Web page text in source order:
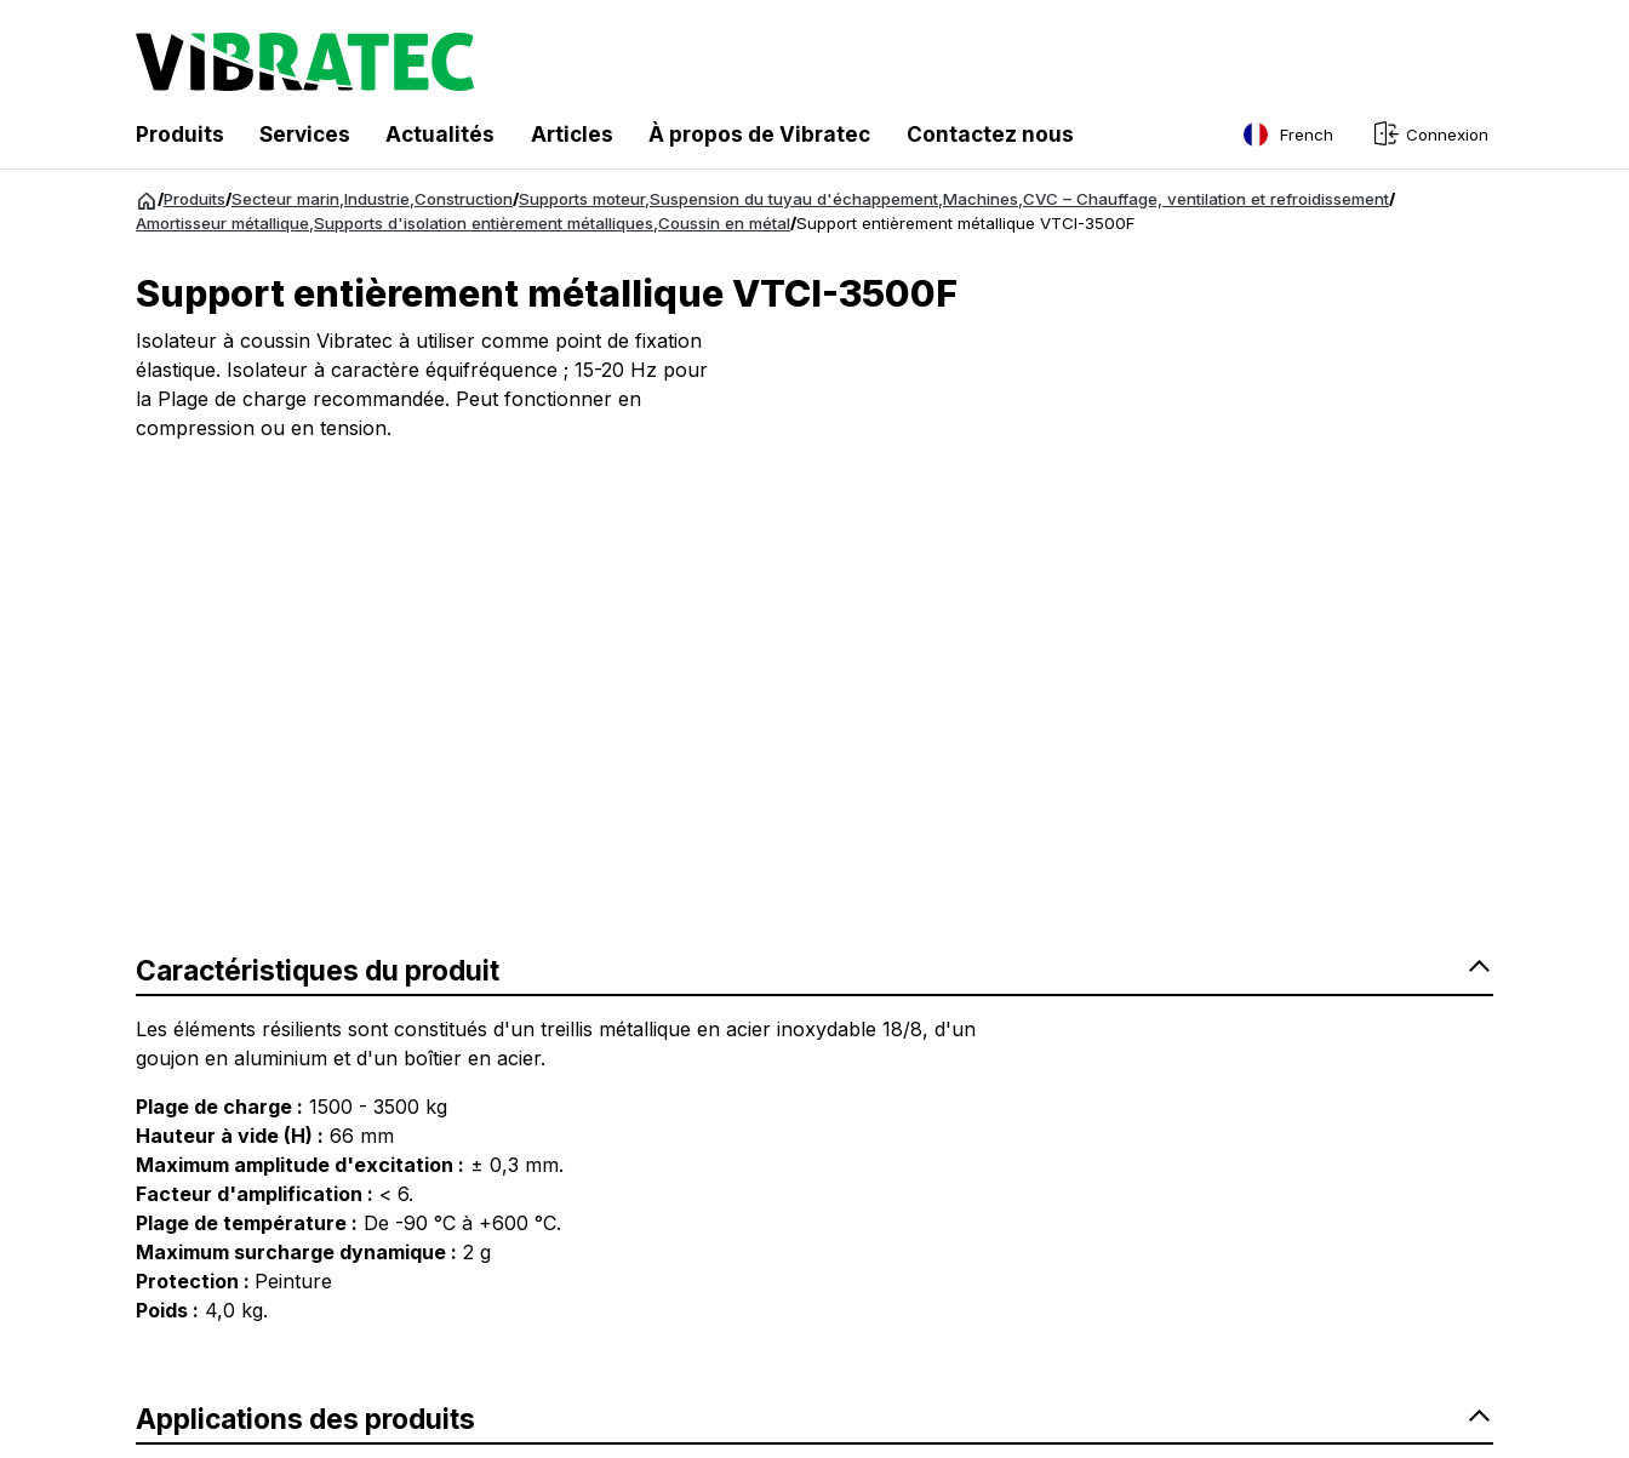
Produits Services Actualités Articles À propos de Vibratec Contactez nous French Connexion
/Produits/Secteur marin,Industrie,Construction/Supports moteur,Suspension du tuyau d'échappement,Machines,CVC – Chauffage, ventilation et refroidissement/
Amortisseur métallique Supports d'isolation entièrement métalliques Coussin en métal/Support entièrement métallique VTCI-3500F
Support entièrement métallique VTCI-3500F
Isolateur à coussin Vibratec à utiliser comme point de fixation
élastique. Isolateur à caractère équifréquence ; 15-20 Hz pour
la Plage de charge recommandée. Peut fonctionner en
compression ou en tension.
Caractéristiques du produit
Les éléments résilients sont constitués d'un treillis métallique en acier inoxydable 18/8, d'un
goujon en aluminium et d'un boîtier en acier.
Plage de charge : 1500 - 3500 kg
Hauteur à vide (H) : 66 mm
Maximum amplitude d'excitation : ± 0,3 mm.
Facteur d'amplification : < 6.
Plage de température : De -90 °C à +600 °C.
Maximum surcharge dynamique : 2 g
Protection : Peinture
Poids : 4,0 kg.
Applications des produits